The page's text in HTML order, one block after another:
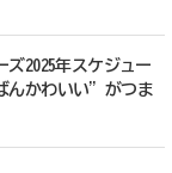
2025年スケジュー
んかわいい”がつま